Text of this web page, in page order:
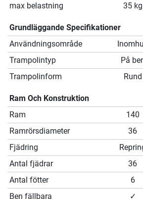
max belastning
35 kg
Grundläggande Specifikationer
Användningsområde
Trampolintyp
På
Trampolinform
Rund
Ram Och Konstruktion
Ram
140
Ramrörsdiameter
36
Fjädring
Antal fjädrar
36
Antal fötter
6
Ben fällbara
✓